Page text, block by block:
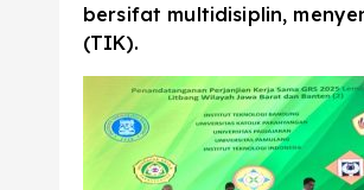
bersifat multidisiplin,
(TIK).